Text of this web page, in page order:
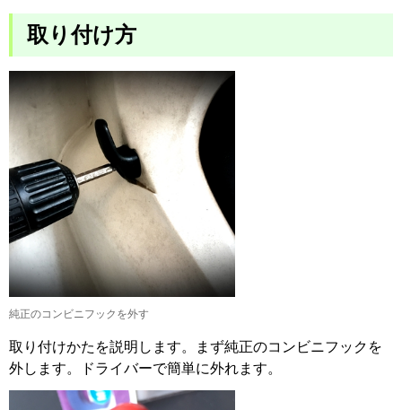
取り付け方
純正のコンビニフックを外す
取り付けかたを説明します。まず純正のコンビニフックを
外します。ドライバーで簡単に外れます。